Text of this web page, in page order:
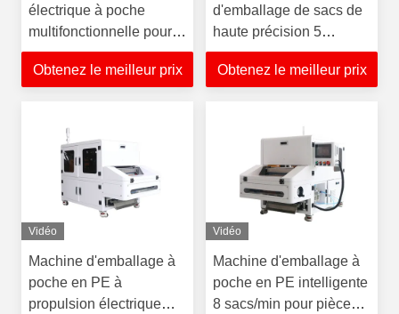
électrique à poche
multifonctionnelle pour
pièce en plastique
connectée
Obtenez le meilleur prix
d'emballage de sacs de
haute précision 5
sacs/min pour bouton
Obtenez le meilleur prix
Vidéo
Machine d'emballage à
poche en PE à
propulsion électrique
Vidéo
Machine d'emballage à
poche en PE intelligente
8 sacs/min pour pièces